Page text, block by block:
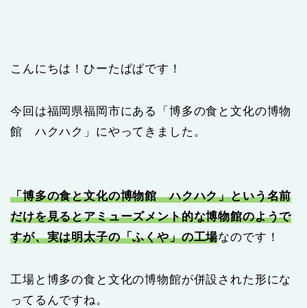
こんにちは！ひーたぱぱです！
今回は福岡県福岡市にある「博多の食と文化の博物
館 ハクハク」にやってきました。
「博多の食と文化の博物館 ハクハク」という名前
だけを見るとアミューズメント的な博物館のようで
すが、実は明太子の「ふくや」の工場なのです！
工場と博多の食と文化の博物館が併設された形にな
ってるんですね。